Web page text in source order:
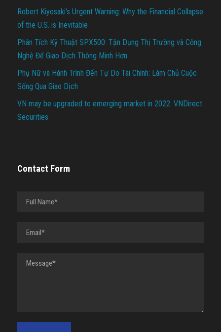
Robert Kiyosaki’s Urgent Warning: Why the Financial Collapse
of the U.S. is Inevitable
Phân Tích Kỹ Thuật SPX500: Tận Dụng Thị Trường và Công
Nghệ Để Giao Dịch Thông Minh Hơn
Phụ Nữ và Hành Trình Đến Tự Do Tài Chính: Làm Chủ Cuộc
Sống Qua Giao Dịch
VN may be upgraded to emerging market in 2022: VNDirect
Securities
Contact Form